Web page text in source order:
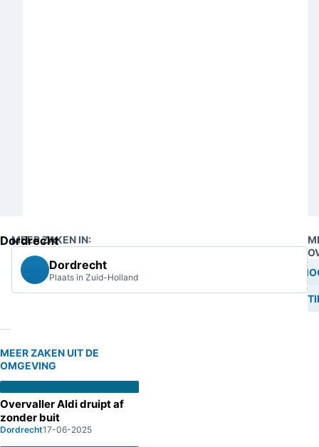
Dordrecht
MEER ZAKEN IN:
Dordrecht
Plaats in Zuid-Holland
MEER ZAKEN UIT DE
OMGEVING
Overvaller Aldi druipt af
zonder buit
Dordrecht17-06-2025